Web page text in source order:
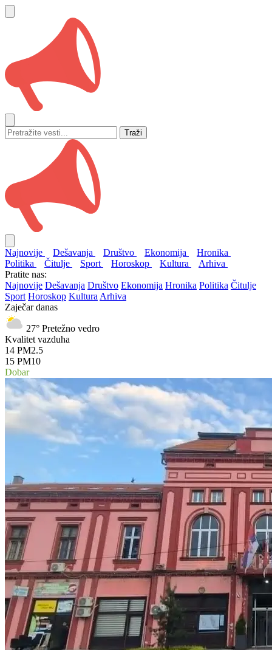
Traži
Najnovije Dešavanja Društvo Ekonomija
Hronika
Politika
Čitulje Sport Horoskop Kultura
Arhiva
Pratite nas:
Najnovije Dešavanja Društvo Ekonomija Hronika Politika Čitulje
Sport Horoskop Kultura Arhiva
Zaječar danas
27° Pretežno vedro
Kvalitet vazduha
14 PM2.5
15 PM10
Dobar